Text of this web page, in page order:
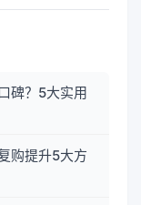
碑？5大实用
购提升5大方